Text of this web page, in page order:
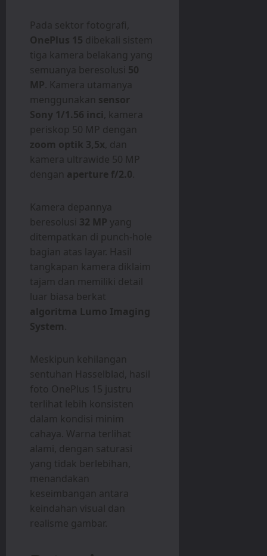
Pada sektor fotografi,
OnePlus 15 dibekali sistem
tiga kamera belakang yang
semuanya beresolusi 50
MP. Kamera utamanya
menggunakan sensor
Sony 1/1.56 inci, kamera
periskop 50 MP dengan
zoom optik 3,5x, dan
kamera ultrawide 50 MP
dengan aperture f/2.0.
Kamera depannya
beresolusi 32 MP yang
ditempatkan di punch-hole
bagian atas layar. Hasil
tangkapan kamera diklaim
tajam dan memiliki detail
luar biasa berkat
algoritma Lumo Imaging
System.
Meskipun kehilangan
sentuhan Hasselblad, hasil
foto OnePlus 15 justru
terlihat lebih konsisten
dalam kondisi minim
cahaya. Warna terlihat
alami, dengan saturasi
yang tidak berlebihan,
menandakan
keseimbangan antara
keindahan visual dan
realisme gambar.